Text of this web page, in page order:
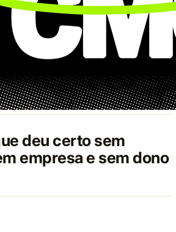
deu certo sem
empresa e sem dono